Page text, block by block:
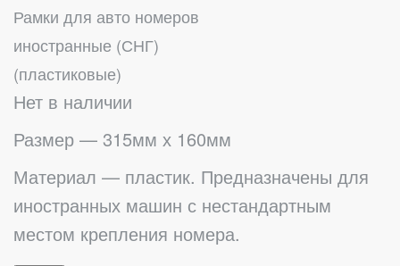
Рамки для авто номеров
иностранные (СНГ)
(пластиковые)
Нет в наличии
Размер — 315мм х 160мм
Материал — пластик. Предназначены для
иностранных машин с нестандартным
местом крепления номера.